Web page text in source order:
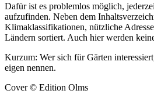
Dafür ist es problemlos möglich,
aufzufinden. Neben dem
Klimaklassifikationen, nützliche
Ländern sortiert. Auch hier werden
Kurzum: Wer sich für Gärten
eigen nennen.
Cover © Edition Olms